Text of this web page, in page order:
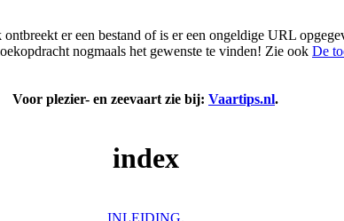
er een bestand of is er een ongeldige URL
nogmaals het gewenste te vinden! Zie ook De
Voor plezier- en zeevaart zie bij: Vaartips.nl.
index
INLEIDING.